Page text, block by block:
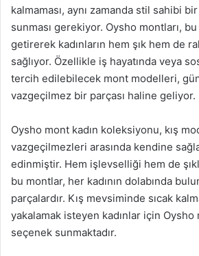
kalmaması, aynı zamanda stil sahibi
sunması gerekiyor. Oysho montları,
getirerek kadınların hem şık hem de
sağlıyor. Özellikle iş hayatında veya
tercih edilebilecek mont modelleri,
vazgeçilmez bir parçası haline geliyor.
Oysho mont kadın koleksiyonu, kış
vazgeçilmezleri arasında kendine
edinmiştir. Hem işlevselliği hem de
bu montlar, her kadının dolabında
parçalardır. Kış mevsiminde sıcak
yakalamak isteyen kadınlar için Oysho
seçenek sunmaktadır.